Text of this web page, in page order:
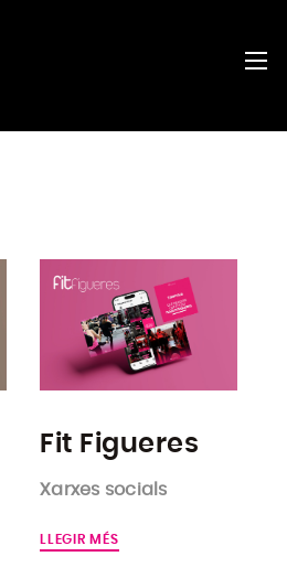
Fit Figueres
Xarxes socials
LLEGIR MÉS